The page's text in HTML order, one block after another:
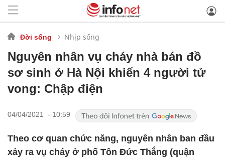
Đời sống Nhịp sống
Nguyên nhân vụ cháy nhà bán đồ
sơ sinh ở Hà Nội khiến 4 người tử
vong: Chập điện
04/04/2021 - 10:59
Theo cơ quan chức năng, nguyên nhân ban đầu
xảy ra vụ cháy ở phố Tôn Đức Thắng (quận